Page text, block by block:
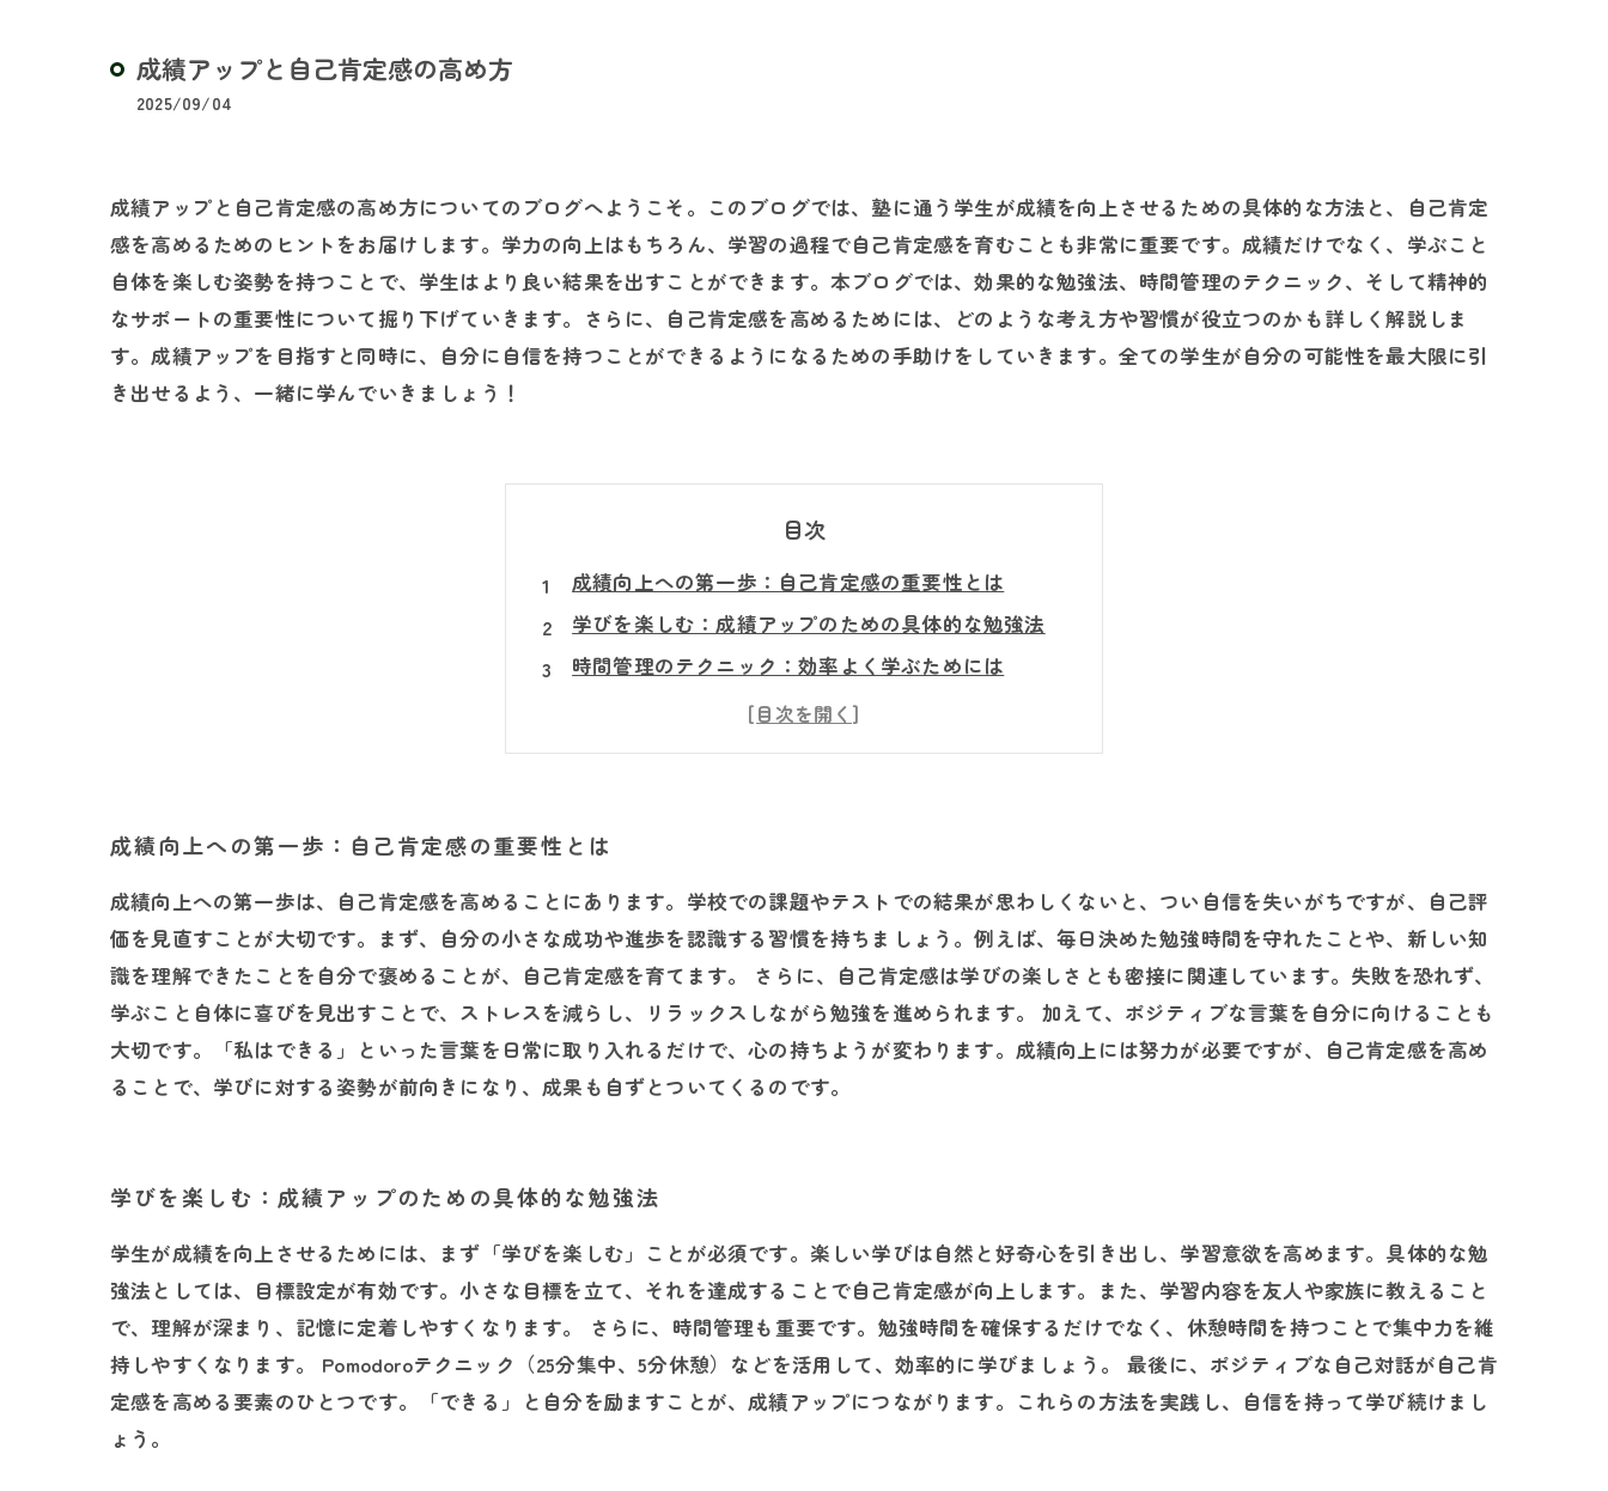
成績アップと自己肯定感の高め方
2025/09/04
成績アップと自己肯定感の高め方についてのブログへようこそ。このブログでは、塾に通う学生が成績を向上させるための具体的な方法と、自己肯定
感を高めるためのヒントをお届けします。学力の向上はもちろん、学習の過程で自己肯定感を育むことも非常に重要です。成績だけでなく、学ぶこと
自体を楽しむ姿勢を持つことで、学生はより良い結果を出すことができます。本ブログでは、効果的な勉強法、時間管理のテクニック、そして精神的
なサポートの重要性について掘り下げていきます。さらに、自己肯定感を高めるためには、どのような考え方や習慣が役立つのかも詳しく解説しま
す。成績アップを目指すと同時に、自分に自信を持つことができるようになるための手助けをしていきます。全ての学生が自分の可能性を最大限に引
き出せるよう、一緒に学んでいきましょう！
目次
成績向上への第一歩：自己肯定感の重要性とは
学びを楽しむ：成績アップのための具体的な勉強法
時間管理のテクニック：効率よく学ぶためには
精神的サポートの力：自分を信じるために
自己肯定感を高めるための習慣とは
成績アップと自己肯定感の両立：可能性を引き出そう
成績向上への第一歩：自己肯定感の重要性とは
成績向上への第一歩は、自己肯定感を高めることにあります。学校での課題やテストでの結果が思わしくないと、つい自信を失いがちですが、自己評
価を見直すことが大切です。まず、自分の小さな成功や進歩を認識する習慣を持ちましょう。例えば、毎日決めた勉強時間を守れたことや、新しい知
識を理解できたことを自分で褒めることが、自己肯定感を育てます。 さらに、自己肯定感は学びの楽しさとも密接に関連しています。失敗を恐れず、
学ぶこと自体に喜びを見出すことで、ストレスを減らし、リラックスしながら勉強を進められます。 加えて、ポジティブな言葉を自分に向けることも
大切です。「私はできる」といった言葉を日常に取り入れるだけで、心の持ちようが変わります。成績向上には努力が必要ですが、自己肯定感を高め
ることで、学びに対する姿勢が前向きになり、成果も自ずとついてくるのです。
学びを楽しむ：成績アップのための具体的な勉強法
学生が成績を向上させるためには、まず「学びを楽しむ」ことが必須です。楽しい学びは自然と好奇心を引き出し、学習意欲を高めます。具体的な勉
強法としては、目標設定が有効です。小さな目標を立て、それを達成することで自己肯定感が向上します。また、学習内容を友人や家族に教えること
で、理解が深まり、記憶に定着しやすくなります。 さらに、時間管理も重要です。勉強時間を確保するだけでなく、休憩時間を持つことで集中力を維
持しやすくなります。 Pomodoroテクニック（25分集中、5分休憩）などを活用して、効率的に学びましょう。 最後に、ポジティブな自己対話が自己肯
定感を高める要素のひとつです。「できる」と自分を励ますことが、成績アップにつながります。これらの方法を実践し、自信を持って学び続けまし
ょう。